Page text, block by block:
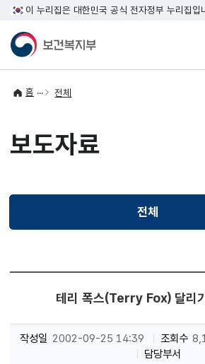
이 누리집은 대한민국 공식 전자정부 누리집입
홈 전체
보도자료
전체선택됨
테리 폭스(Terry Fox) 달리
작성일 2002-09-25 14:39 조회수
담당부서